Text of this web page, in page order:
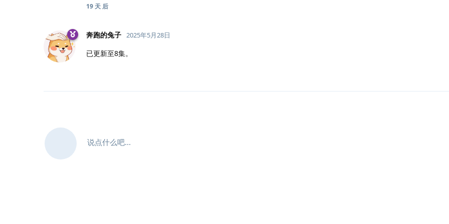
19 天 后
奔跑的兔子 2025年5月28日
已更新至8集。
说点什么吧...